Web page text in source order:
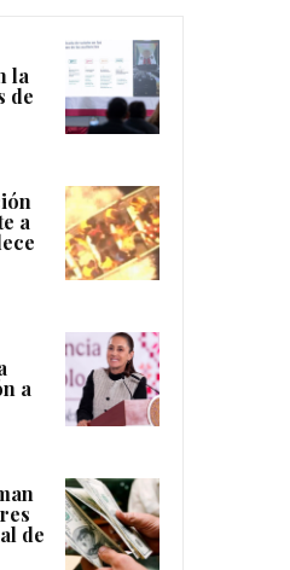
la
de
a
a
de